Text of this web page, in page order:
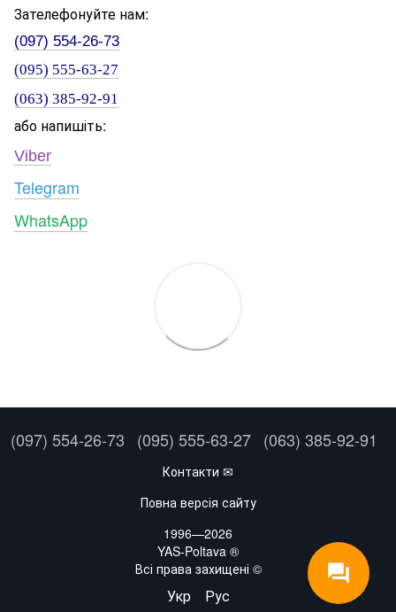
Зателефонуйте нам:
(097) 554-26-73
(095) 555-63-27
(063) 385-92-91
або напишіть:
Viber
Telegram
WhatsApp
(097) 554-26-73 (095) 555-63-27 (063) 385-92-91
Контакти ✉
Повна версія сайту
1996—2026
YAS-Poltava ®
Всі права захищені ©
Укр Рус